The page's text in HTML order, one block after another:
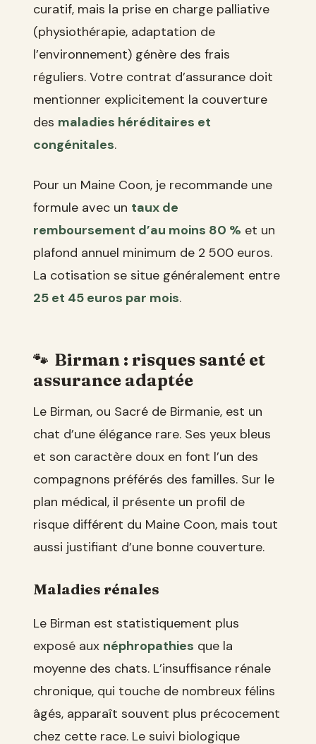
curatif, mais la prise en charge palliative
(physiothérapie, adaptation de
l’environnement) génère des frais
réguliers. Votre contrat d’assurance doit
mentionner explicitement la couverture
des maladies héréditaires et
congénitales.
Pour un Maine Coon, je recommande une
formule avec un taux de
remboursement d’au moins 80 % et un
plafond annuel minimum de 2 500 euros.
La cotisation se situe généralement entre
25 et 45 euros par mois.
Birman : risques santé et
assurance adaptée
Le Birman, ou Sacré de Birmanie, est un
chat d’une élégance rare. Ses yeux bleus
et son caractère doux en font l’un des
compagnons préférés des familles. Sur le
plan médical, il présente un profil de
risque différent du Maine Coon, mais tout
aussi justifiant d’une bonne couverture.
Maladies rénales
Le Birman est statistiquement plus
exposé aux néphropathies que la
moyenne des chats. L’insuffisance rénale
chronique, qui touche de nombreux félins
âgés, apparaît souvent plus précocement
chez cette race. Le suivi biologique